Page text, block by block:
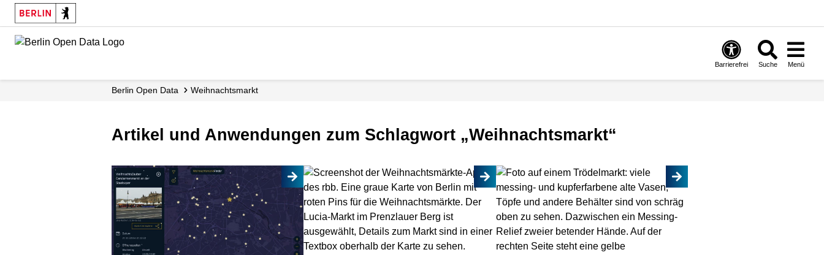
Skip
main
Barrierefrei Suche Menü
Berlin Open Data Weihnachtsmarkt
Artikel und Anwendungen zum Schlagwort „Weihnachtsmarkt“